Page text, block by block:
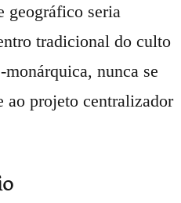
geográfico seria
tradicional do culto
nunca se
ao projeto centralizador